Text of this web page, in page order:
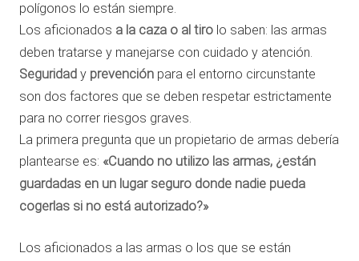
polígonos lo están siempre.
Los aficionados a la caza o al tiro lo saben: las armas
deben tratarse y manejarse con cuidado y atención.
Seguridad y prevención para el entorno circunstante
son dos factores que se deben respetar estrictamente
para no correr riesgos graves.
La primera pregunta que un propietario de armas debería
plantearse es: «Cuando no utilizo las armas, ¿están
guardadas en un lugar seguro donde nadie pueda
cogerlas si no está autorizado?»
Los aficionados a las armas o los que se están